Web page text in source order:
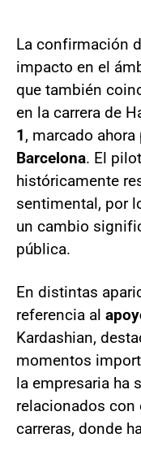
La confirmación
impacto en el
que también
en la carrera de
1, marcado
Barcelona. El
históricamente
sentimental, por
un cambio
pública.
En distintas
referencia al
Kardashian,
momentos
la empresaria ha
relacionados
carreras, donde